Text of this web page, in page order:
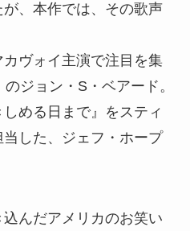
、本作では、その歌声
ヴォイ主演で注目を集
ジョン・S・ベアード。
める日まで』をスティ
した、ジェフ・ホープ
んだアメリカのお笑い